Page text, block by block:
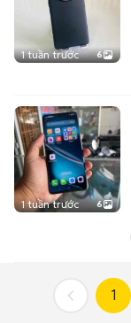
1 tuần trước 6
1 tuần trước 6
1